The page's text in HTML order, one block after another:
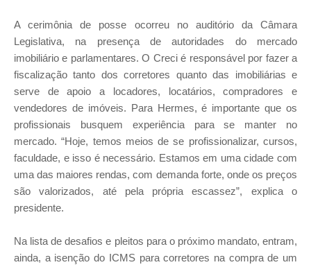
A cerimônia de posse ocorreu no auditório da Câmara
Legislativa, na presença de autoridades do mercado
imobiliário e parlamentares. O Creci é responsável por fazer a
fiscalização tanto dos corretores quanto das imobiliárias e
serve de apoio a locadores, locatários, compradores e
vendedores de imóveis. Para Hermes, é importante que os
profissionais busquem experiência para se manter no
mercado. “Hoje, temos meios de se profissionalizar, cursos,
faculdade, e isso é necessário. Estamos em uma cidade com
uma das maiores rendas, com demanda forte, onde os preços
são valorizados, até pela própria escassez”, explica o
presidente.
Na lista de desafios e pleitos para o próximo mandato, entram,
ainda, a isenção do ICMS para corretores na compra de um